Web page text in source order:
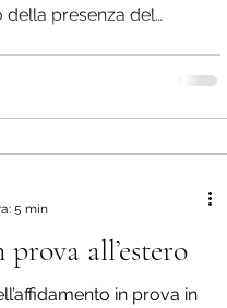
contro l'A.G.
della presenza del
all’estero
in prova in
5 min